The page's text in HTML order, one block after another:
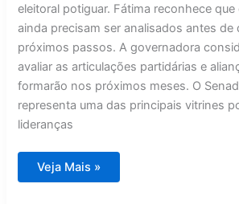
eleitoral potiguar. Fátima reconhece
ainda precisam ser analisados antes de
próximos passos. A governadora
avaliar as articulações partidárias e
formarão nos próximos meses. O
representa uma das principais vitrines
lideranças
Fátima
mantém
Veja Mais »